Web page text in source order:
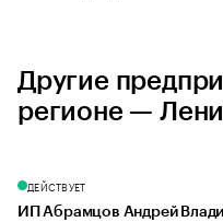
Другие
регионе —
ДЕЙСТВУЕТ
ИП Абрамцов Андрей